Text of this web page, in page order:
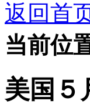
返回首
当前位
美国５